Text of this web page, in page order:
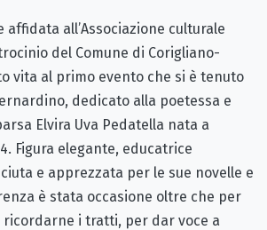
affidata all’Associazione culturale
del Comune di Corigliano-
vita al primo evento che si è tenuto
dedicato alla poetessa e
Elvira Uva Pedatella nata a
Figura elegante, educatrice
e apprezzata per le sue novelle e
è stata occasione oltre che per
ricordarne i tratti, per dar voce a